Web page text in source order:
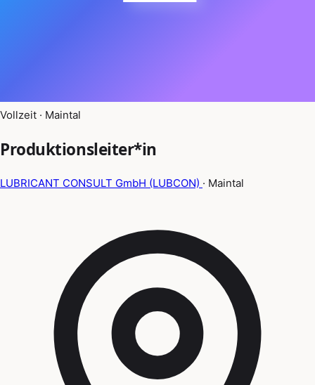
Vollzeit · Maintal
Produktionsleiter*in
LUBRICANT CONSULT GmbH (LUBCON) · Maintal